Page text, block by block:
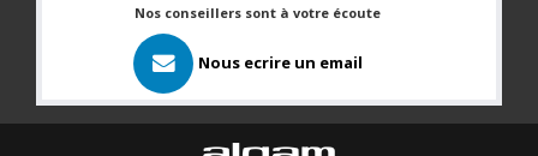
Nos conseillers sont à votre écoute
Nous ecrire un email